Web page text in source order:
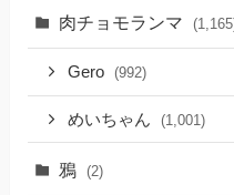
肉チョモランマ
Gero (992)
めいちゃん (1,001)
鴉 (2)